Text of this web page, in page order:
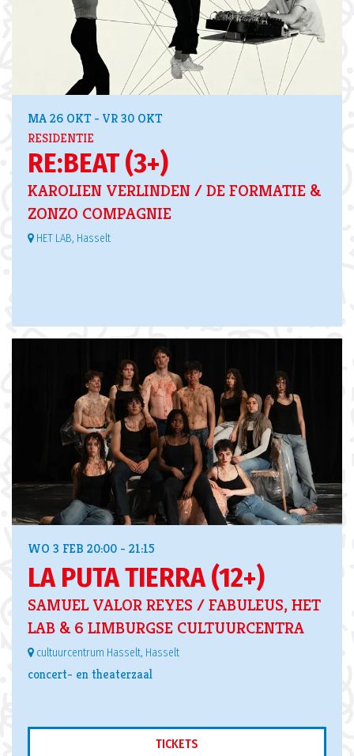
RE:BEAT (3+)
KAROLIEN VERLINDEN / DE FORMATIE &
ZONZO COMPAGNIE
RESIDENTIE
MA 26 OKT - VR 30 OKT
HET LAB, Hasselt
LA PUTA TIERRA (12+)
SAMUEL VALOR REYES / FABULEUS, HET
LAB & 6 LIMBURGSE CULTUURCENTRA
WO 3 FEB 20:00 - 21:15
cultuurcentrum Hasselt, Hasselt
concert- en theaterzaal
TICKETS